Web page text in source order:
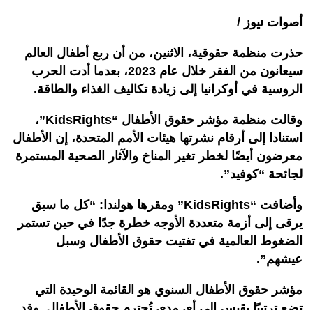
أصوات نيوز /
حذرت منظمة حقوقية، الاثنين، من أن ربع أطفال العالم
سيعانون من الفقر خلال عام 2023، بعدما أدت الحرب
الروسية في أوكرانيا إلى زيادة تكاليف الغذاء والطاقة.
وقالت منظمة مؤشر حقوق الأطفال “KidsRights”،
استنادا إلى أرقام نشرتها هيئات الأمم المتحدة، إن الأطفال
معرضون أيضًا لخطر تغير المناخ والآثار الصحية المستمرة
لجائحة “كوفيد”.
وأضافت “KidsRights” ومقرها هولندا: “كل ما سبق
يرقى إلى أزمة متعددة الأوجه خطرة جدًا في حين تستمر
الضغوط العالمية في تفتيت حقوق الأطفال وسبل
عيشهم”.
مؤشر حقوق الأطفال السنوي هو القائمة الوحيدة التي